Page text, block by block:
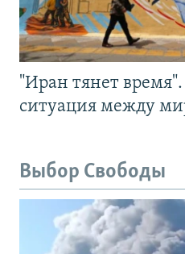
"Иран тянет время".
ситуация между
Выбор Свободы